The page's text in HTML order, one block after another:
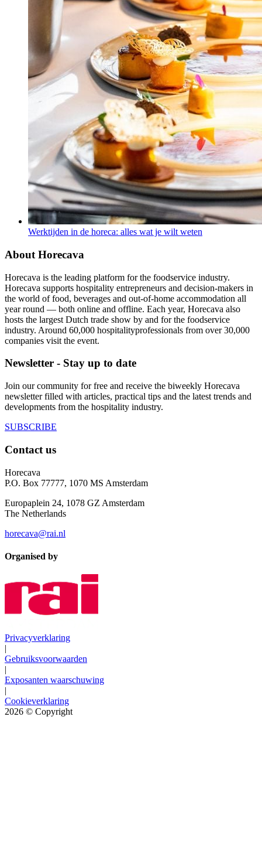
Werktijden in de horeca: alles wat je wilt weten
About Horecava
Horecava is the leading platform for the foodservice industry.
Horecava supports hospitality entrepreneurs and decision-makers in
the world of food, beverages and out-of-home accommodation all
year round — both online and offline. Each year, Horecava also
hosts the largest Dutch trade show by and for the foodservice
industry. Around 60,000 hospitalityprofessionals from over 30,000
companies visit the event.
Newsletter - Stay up to date
Join our community for free and receive the biweekly Horecava
newsletter filled with articles, practical tips and the latest trends and
developments from the hospitality industry.
SUBSCRIBE
Contact us
Horecava
P.O. Box 77777, 1070 MS Amsterdam
Europaplein 24, 1078 GZ Amsterdam
The Netherlands
horecava@rai.nl
Organised by
Privacyverklaring
|
Gebruiksvoorwaarden
|
Exposanten waarschuwing
|
Cookieverklaring
2026 © Copyright